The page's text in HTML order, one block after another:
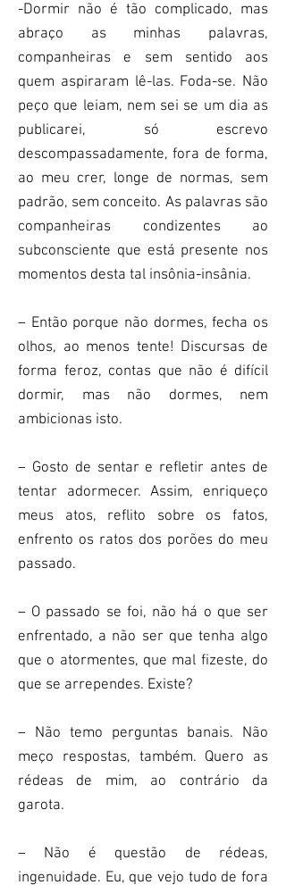
-Dormir não é tão complicado, mas
abraço as minhas palavras,
companheiras e sem sentido aos
quem aspiraram lê-las. Foda-se. Não
peço que leiam, nem sei se um dia as
publicarei, só escrevo
descompassadamente, fora de forma,
ao meu crer, longe de normas, sem
padrão, sem conceito. As palavras são
companheiras condizentes ao
subconsciente que está presente nos
momentos desta tal insônia-insânia.
– Então porque não dormes, fecha os
olhos, ao menos tente! Discursas de
forma feroz, contas que não é difícil
dormir, mas não dormes, nem
ambicionas isto.
– Gosto de sentar e refletir antes de
tentar adormecer. Assim, enriqueço
meus atos, reflito sobre os fatos,
enfrento os ratos dos porões do meu
passado.
– O passado se foi, não há o que ser
enfrentado, a não ser que tenha algo
que o atormentes, que mal fizeste, do
que se arrependes. Existe?
– Não temo perguntas banais. Não
meço respostas, também. Quero as
rédeas de mim, ao contrário da
garota.
– Não é questão de rédeas,
ingenuidade. Eu, que vejo tudo de fora